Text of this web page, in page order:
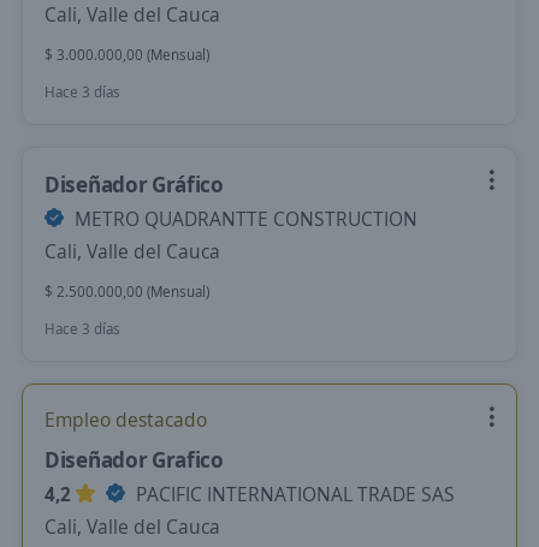
Cali, Valle del Cauca
$ 3.000.000,00 (Mensual)
Hace 3 días
Diseñador Gráfico
METRO QUADRANTTE CONSTRUCTION
Cali, Valle del Cauca
$ 2.500.000,00 (Mensual)
Hace 3 días
Empleo destacado
Diseñador Grafico
4,2
PACIFIC INTERNATIONAL TRADE SAS
Cali, Valle del Cauca